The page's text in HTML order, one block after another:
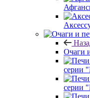
Очаги
серии
серии